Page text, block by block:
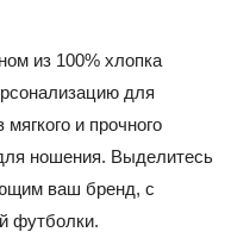
из 100% хлопка
для
и прочного
ношения. Выделитесь
ваш бренд, с
футболки.